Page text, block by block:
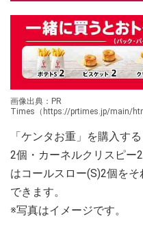
画像出典：PR
Times（https://prtimes.jp/main/
「ケンタお重」を購入す
2個・カーネルクリスピー
はコールスロー(S)2個を
できます。
※写真はイメージです。